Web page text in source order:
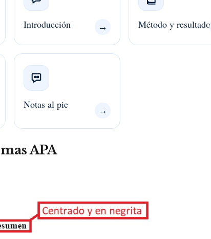
Introducción → Método y resultados
Notas al pie →
APA